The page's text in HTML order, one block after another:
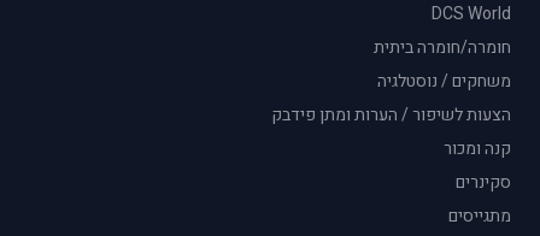
DCS World
חומרה/חומרה ביתית
משחקים / נוסטלגיה
הצעות לשיפור / הערות ומתן פידבק
קנה ומכור
סקינרים
מתגייסים